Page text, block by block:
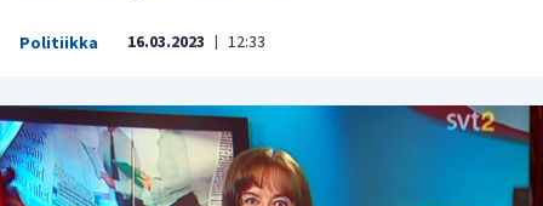
Politiikka 16.03.2023 | 12:33